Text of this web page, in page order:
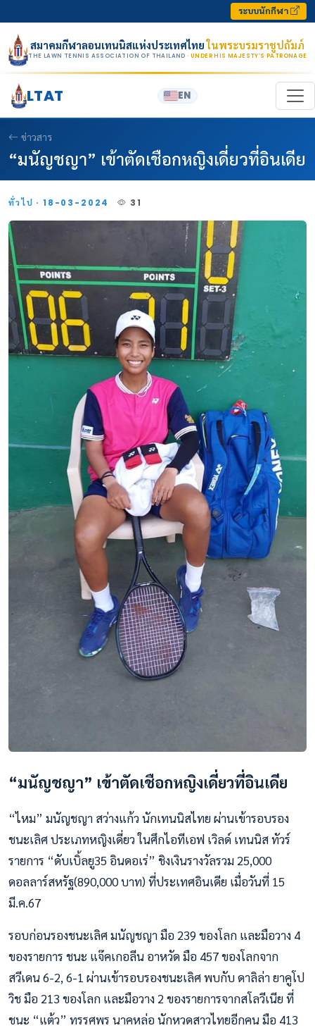
ระบบนักกีฬา
สมาคมกีฬาลอนเทนนิสแห่งประเทศไทยในพระบรมราชูปถัมภ์
THE LAWN TENNIS ASSOCIATION OF THAILAND · UNDER HIS MAJESTY’S PATRONAGE
LTAT EN
ข่าวสาร
“มนัญชญา” เข้าตัดเชือกหญิงเดี่ยวที่อินเดีย
ทั่วไป · 18-03-2024 31
“มนัญชญา” เข้าตัดเชือกหญิงเดี่ยวที่อินเดีย
“ไหม” มนัญชญา สว่างแก้ว นักเทนนิสไทย ผ่านเข้ารอบรอง
ชนะเลิศ ประเภทหญิงเดี่ยว ในศึกไอทีเอฟ เวิลด์ เทนนิส ทัวร์
รายการ “ดับเบิ้ลยู35 อินดอเร่” ชิงเงินรางวัลรวม 25,000
ดอลลาร์สหรัฐ(890,000 บาท) ที่ประเทศอินเดีย เมื่อวันที่ 15
มี.ค.67
รอบก่อนรองชนะเลิศ มนัญชญา มือ 239 ของโลก และมือวาง 4
ของรายการ ชนะ แจ๊คเกอลีน อาหวัด มือ 457 ของโลกจาก
สวีเดน 6-2, 6-1 ผ่านเข้ารอบรองชนะเลิศ พบกับ ดาลิล่า ยาคูโป
วิช มือ 213 ของโลก และมือวาง 2 ของรายการจากสโลวีเนีย ที่
ชนะ “แต้ว” ทรรศพร นาคหล่อ นักหวดสาวไทยอีกคน มือ 413